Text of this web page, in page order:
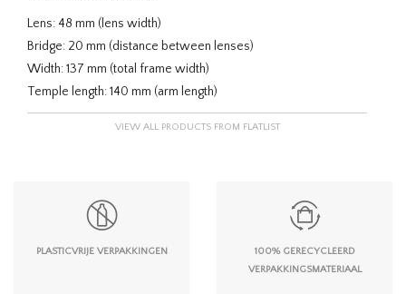
Lens: 48 mm (lens width)
Bridge: 20 mm (distance between lenses)
Width: 137 mm (total frame width)
Temple length: 140 mm (arm length)
VIEW ALL PRODUCTS FROM FLATLIST
PLASTICVRIJE VERPAKKINGEN
100% GERECYCLEERD
VERPAKKINGSMATERIAAL